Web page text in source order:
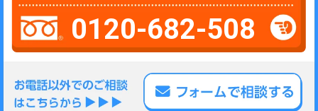
0120-682-508